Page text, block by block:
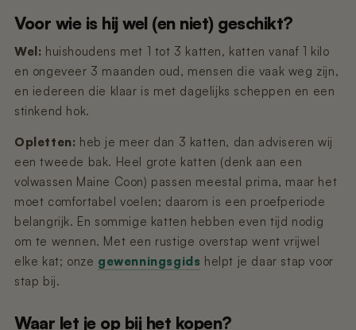
Voor wie is hij wel (en niet) geschikt?
Wel: huishoudens met 1 tot 3 katten, katten vanaf 1 kilo
en ongeveer 3 maanden oud, mensen die vaak weg zijn,
en iedereen die klaar is met dagelijks scheppen en een
stinkend hok.
Opletten: heb je meer dan 3 katten, dan adviseren wij
een tweede bak. Heel grote katten (denk aan een
volwassen Maine Coon) passen meestal prima, maar het
moet comfortabel voelen; daarom is een proefperiode
belangrijk. En sommige katten hebben even tijd nodig
om te wennen. Met een rustige overstap went vrijwel
elke kat; onze gewenningsgids helpt je daar stap voor
stap bij.
Waar let je op bij het kopen?